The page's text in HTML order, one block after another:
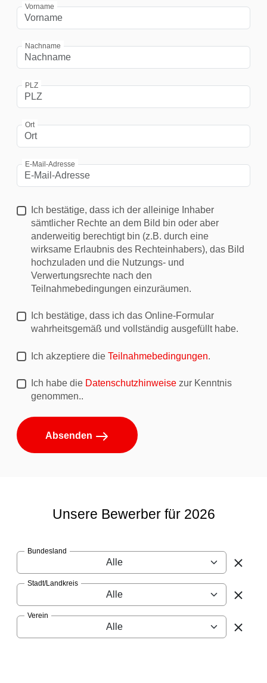
Vorname
Nachname
PLZ
Ort
E-Mail-Adresse
Ich bestätige, dass ich der alleinige Inhaber
sämtlicher Rechte an dem Bild bin oder aber
anderweitig berechtigt bin (z.B. durch eine
wirksame Erlaubnis des Rechteinhabers), das Bild
hochzuladen und die Nutzungs- und
Verwertungsrechte nach den
Teilnahmebedingungen einzuräumen.
Ich bestätige, dass ich das Online-Formular
wahrheitsgemäß und vollständig ausgefüllt habe.
Ich akzeptiere die Teilnahmebedingungen.
Ich habe die Datenschutzhinweise zur Kenntnis
genommen..
Absenden
Unsere Bewerber für 2026
Bundesland
Alle
Stadt/Landkreis
Alle
Verein
Alle